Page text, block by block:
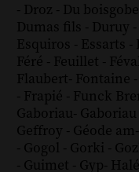
- Droz - Du
Dumas fils - Duruy -
Esquiros - Essarts -
Féré - Feuillet - Féval
Flaubert- Fontaine -
- Frapié - Funck
Gaboriau- Gaboriau
Geffroy - Géode am-
- Gogol - Gorki -
- Guimet - Gyp-